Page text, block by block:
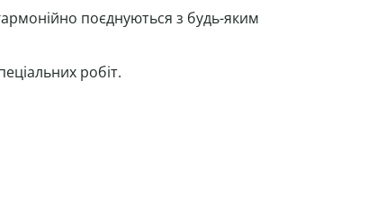
поєднуються з будь-яким
робіт.